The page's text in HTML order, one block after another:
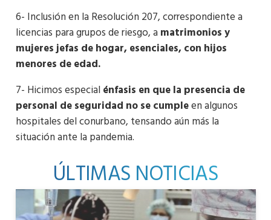
6- Inclusión en la Resolución 207, correspondiente a
licencias para grupos de riesgo, a matrimonios y
mujeres jefas de hogar, esenciales, con hijos
menores de edad.
7- Hicimos especial énfasis en que la presencia de
personal de seguridad no se cumpleen algunos
hospitales del conurbano, tensando aún más la
situación ante la pandemia.
ÚLTIMAS NOTICIAS